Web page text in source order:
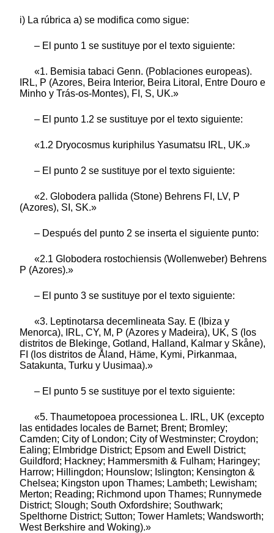
i) La rúbrica a) se modifica como sigue:
– El punto 1 se sustituye por el texto siguiente:
«1. Bemisia tabaci Genn. (Poblaciones europeas).
IRL, P (Azores, Beira Interior, Beira Litoral, Entre Douro e
Minho y Trás-os-Montes), FI, S, UK.»
– El punto 1.2 se sustituye por el texto siguiente:
«1.2 Dryocosmus kuriphilus Yasumatsu IRL, UK.»
– El punto 2 se sustituye por el texto siguiente:
«2. Globodera pallida (Stone) Behrens FI, LV, P
(Azores), SI, SK.»
– Después del punto 2 se inserta el siguiente punto:
«2.1 Globodera rostochiensis (Wollenweber) Behrens
P (Azores).»
– El punto 3 se sustituye por el texto siguiente:
«3. Leptinotarsa decemlineata Say. E (Ibiza y
Menorca), IRL, CY, M, P (Azores y Madeira), UK, S (los
distritos de Blekinge, Gotland, Halland, Kalmar y Skåne),
FI (los distritos de Åland, Häme, Kymi, Pirkanmaa,
Satakunta, Turku y Uusimaa).»
– El punto 5 se sustituye por el texto siguiente:
«5. Thaumetopoea processionea L. IRL, UK (excepto
las entidades locales de Barnet; Brent; Bromley;
Camden; City of London; City of Westminster; Croydon;
Ealing; Elmbridge District; Epsom and Ewell District;
Guildford; Hackney; Hammersmith & Fulham; Haringey;
Harrow; Hillingdon; Hounslow; Islington; Kensington &
Chelsea; Kingston upon Thames; Lambeth; Lewisham;
Merton; Reading; Richmond upon Thames; Runnymede
District; Slough; South Oxfordshire; Southwark;
Spelthorne District; Sutton; Tower Hamlets; Wandsworth;
West Berkshire and Woking).»